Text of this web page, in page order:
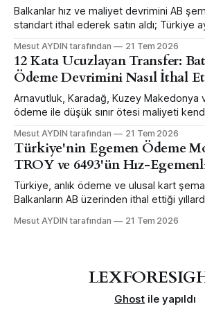
Balkanlar hız ve maliyet devrimini AB
standart ithal ederek satın aldı; Türkiye
ölçekte yaptı — ama sınır ötesi
ederek.
Mesut AYDIN tarafından 21 Tem 2026
12 Kata Ucuzlayan Transfer:
Ödeme Devrimini Nasıl İthal
Arnavutluk, Karadağ, Kuzey Makedonya
ödeme ile düşük sınır ötesi maliyeti
Karadağ bunun ölçülmüş vitrini.
Mesut AYDIN tarafından 21 Tem 2026
Türkiye'nin Egemen Ödeme
TROY ve 6493'ün Hız-
Türkiye, anlık ödeme ve ulusal kart
Balkanların AB üzerinden ithal ettiği
— sınır ötesi bağlanabilirlikten feragat
Mesut AYDIN tarafından 21 Tem 2026
Ghost ile yapıldı